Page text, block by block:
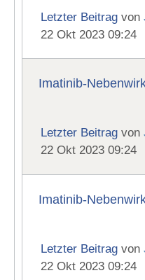
Letzter Beitrag von
22 Okt 2023 09:24
Imatinib-
Letzter Beitrag von
22 Okt 2023 09:24
Imatinib-
Letzter Beitrag von
22 Okt 2023 09:24